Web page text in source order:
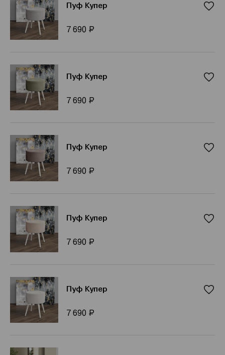
Пуф Купер
7 690 Р
Пуф Купер
7 690 Р
Пуф Купер
7 690 Р
Пуф Купер
7 690 Р
Пуф Купер
7 690 Р